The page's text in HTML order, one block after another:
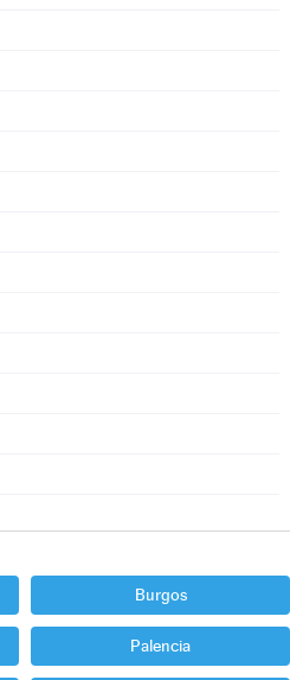
Burgos
Palencia